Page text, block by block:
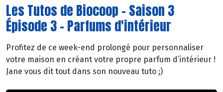
Les Tutos de Biocoop - Saison 3
Épisode 3 - Parfums d'intérieur
Profitez de ce week-end prolongé pour personnaliser
votre maison en créant votre propre parfum d’intérieur !
Jane vous dit tout dans son nouveau tuto ;)